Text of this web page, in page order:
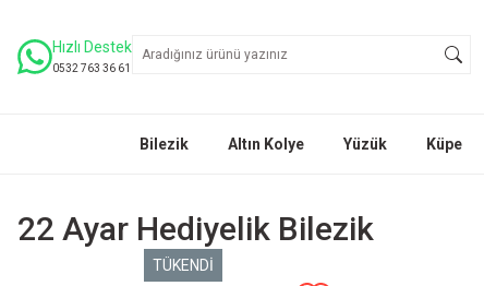
Hızlı Destek
0532 763 36 61
Bilezik Altın Kolye Yüzük Küpe
22 Ayar Hediyelik Bilezik
TÜKENDİ